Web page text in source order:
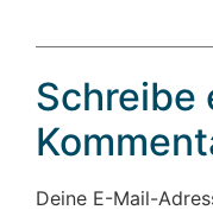
Schreibe
Deine E-Mail-